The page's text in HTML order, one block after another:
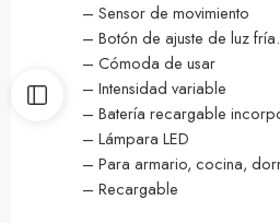
– Sensor de movimiento
– Botón de ajuste de luz fría.
– Cómoda de usar
– Intensidad variable
– Batería recargable
– Lámpara LED
– Para armario, cocina,
– Recargable